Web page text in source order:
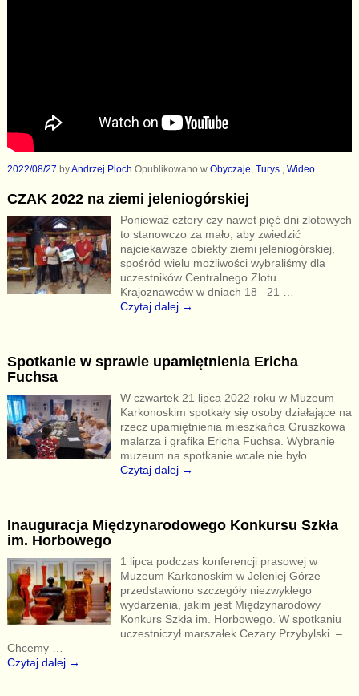
2022/08/27 byAndrzej Ploch Opublikowano w Obyczaje, Turys., Wideo
CZAK 2022 na ziemi jeleniogórskiej
Ponieważ cztery czy nawet pięć dni zlotowych
to stanowczo za mało, aby zwiedzić
najciekawsze obiekty ziemi jeleniogórskiej,
spośród wielu możliwości wybraliśmy dla
uczestników Centralnego Zlotu
Krajoznawców w dniach 18 –21
Czytaj dalej →
Spotkanie w sprawie upamiętnienia Ericha
Fuchsa
W czwartek 21 lipca 2022 roku w Muzeum
Karkonoskim spotkały się osoby działające na
rzecz upamiętnienia mieszkańca Gruszkowa
malarza i grafika Ericha Fuchsa. Wybranie
muzeum na spotkanie wcale nie było
Czytaj dalej →
Inauguracja Międzynarodowego Konkursu Szkła
im. Horbowego
1 lipca podczas konferencji prasowej w
Muzeum Karkonoskim w Jeleniej Górze
przedstawiono szczegóły niezwykłego
wydarzenia, jakim jest Międzynarodowy
Konkurs Szkła im. Horbowego. W spotkaniu
uczestniczył marszałek Cezary Przybylski. –
Chcemy …
Czytaj dalej →